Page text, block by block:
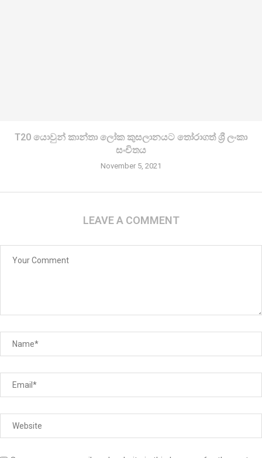
T20 යොවුන් කාන්තා ලෝක කුසලානයට තෝරාගත් ශ්‍රී ලංකා
සංචිතය
November 5, 2021
LEAVE A COMMENT